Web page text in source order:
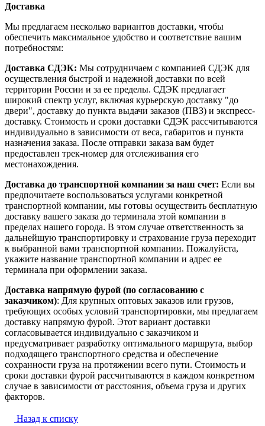
Доставка
Мы предлагаем несколько вариантов доставки, чтобы
обеспечить максимальное удобство и соответствие вашим
потребностям:
Доставка СДЭК: Мы сотрудничаем с компанией СДЭК для
осуществления быстрой и надежной доставки по всей
территории России и за ее пределы. СДЭК предлагает
широкий спектр услуг, включая курьерскую доставку "до
двери", доставку до пункта выдачи заказов (ПВЗ) и экспресс-
доставку. Стоимость и сроки доставки СДЭК рассчитываются
индивидуально в зависимости от веса, габаритов и пункта
назначения заказа. После отправки заказа вам будет
предоставлен трек-номер для отслеживания его
местонахождения.
Доставка до транспортной компании за наш счет: Если вы
предпочитаете воспользоваться услугами конкретной
транспортной компании, мы готовы осуществить бесплатную
доставку вашего заказа до терминала этой компании в
пределах нашего города. В этом случае ответственность за
дальнейшую транспортировку и страхование груза переходит
к выбранной вами транспортной компании. Пожалуйста,
укажите название транспортной компании и адрес ее
терминала при оформлении заказа.
Доставка напрямую фурой (по согласованию с
заказчиком): Для крупных оптовых заказов или грузов,
требующих особых условий транспортировки, мы предлагаем
доставку напрямую фурой. Этот вариант доставки
согласовывается индивидуально с заказчиком и
предусматривает разработку оптимального маршрута, выбор
подходящего транспортного средства и обеспечение
сохранности груза на протяжении всего пути. Стоимость и
сроки доставки фурой рассчитываются в каждом конкретном
случае в зависимости от расстояния, объема груза и других
факторов.
Назад к списку